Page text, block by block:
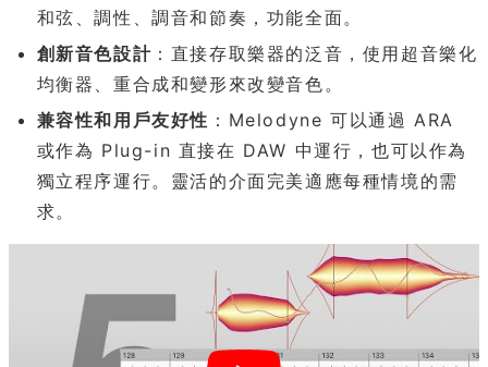
和弦、調性、調音和節奏，功能全面。
創新音色設計 ：直接存取樂器的泛音，使用超音樂化
均衡器、重合成和變形來改變音色。
兼容性和用戶友好性 ：Melodyne 可以通過 ARA
或作為 Plug-in 直接在 DAW 中運行，也可以作為
獨立程序運行。靈活的介面完美適應每種情境的需
求。